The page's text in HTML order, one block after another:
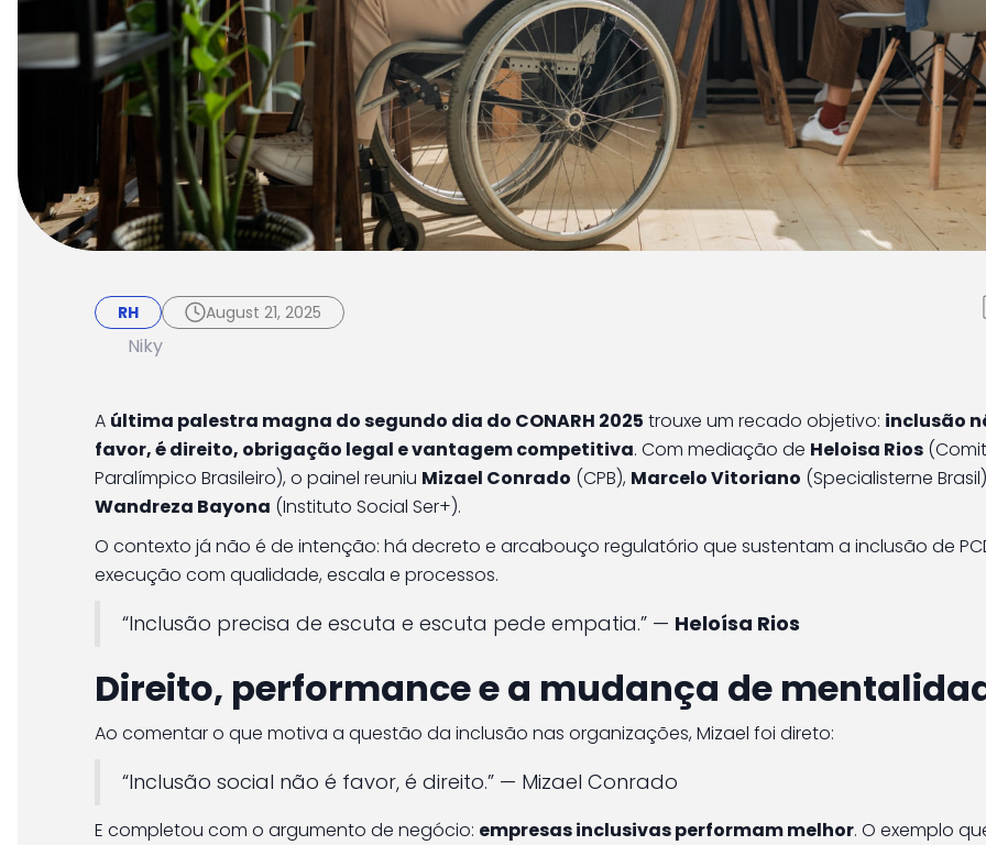
Pessoa com deficiência: inclusão que gera
produtividade do discurso à execução
RH August 21, 2025
Niky
A última palestra magna do segundo dia do CONARH 2025 trouxe um recado objetivo: inclusão
favor, é direito, obrigação legal e vantagem competitiva. Com mediação de Heloisa Rios
Paralímpico Brasileiro), o painel reuniu Mizael Conrado (CPB), Marcelo Vitoriano (Specialisterne
Wandreza Bayona (Instituto Social Ser+).
O contexto já não é de intenção: há decreto e arcabouço regulatório que sustentam a inclusão de
execução com qualidade, escala e processos.
“Inclusão precisa de escuta e escuta pede empatia.” — Heloísa Rios
Direito, performance e a mudança de
Ao comentar o que motiva a questão da inclusão nas organizações, Mizael foi direto:
“Inclusão social não é favor, é direito.” — Mizael Conrado
E completou com o argumento de negócio: empresas inclusivas performam melhor. O exemplo